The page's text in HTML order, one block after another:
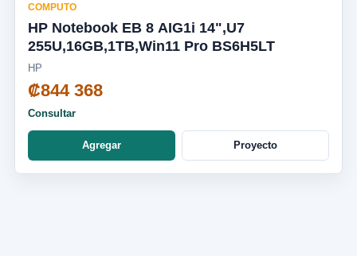
COMPUTO
HP Notebook EB 8 AIG1i 14",U7
255U,16GB,1TB,Win11 Pro BS6H5LT
HP
₡844 368
Consultar
Agregar Proyecto